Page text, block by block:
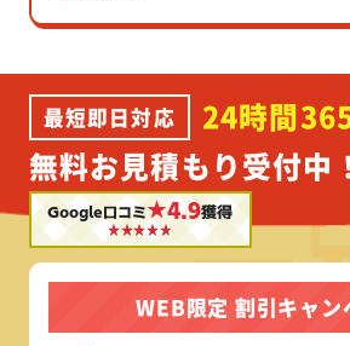
最短即日対応
24時間
無料お見積もり受付中
Google口コミ★4.9獲得
WEB限定 割引キャン